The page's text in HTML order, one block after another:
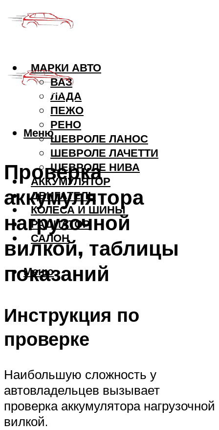
МАРКИ АВТО
ВАЗ
ЛАДА
ПЕЖО
РЕНО
ШЕВРОЛЕ ЛАНОС
ШЕВРОЛЕ ЛАЧЕТТИ
ШЕВРОЛЕ НИВА
АККУМУЛЯТОР
ДВИГАТЕЛЬ
КОЛЕСА И ШИНЫ
РАДИАТОР
САЛОН
Меню
Меню
Проверка
аккумулятора
нагрузочной
вилкой, таблицы
показаний
Инструкция по
проверке
Наибольшую сложность у
автовладельцев вызывает
проверка аккумулятора нагрузочной
вилкой.